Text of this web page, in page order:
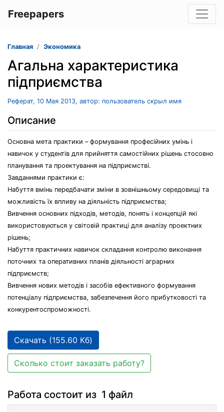
Freepapers
Главная Экономика
Агальна характеристика
підприємства
Реферат, 10 Мая 2013, автор: пользователь скрыл имя
Описание
Основна мета практики – формування професійних умінь і
навичок у студентів для прийняття самостійних рішень стосовно
планування та проектування на підприємстві.
Завданнями практики є:
Набуття вмінь передбачати зміни в зовнішньому середовищі та
можливість їх впливу на діяльність підприємства;
Вивчення основних підходів, методів, понять і концепцій які
використовуються у світовій практиці для аналізу проектних
рішень;
Набуття практичних навичок складання контролю виконання
поточних та оперативних планів діяльності аграрних
підприємств;
Вивчення нових методів і засобів ефективного формування
потенціалу підприємства, забезпечення його прибутковості та
конкурентоспроможності.
Скачать (155.60 Кб)
Сколько стоит заказать работу?
Работа состоит из 1 файл